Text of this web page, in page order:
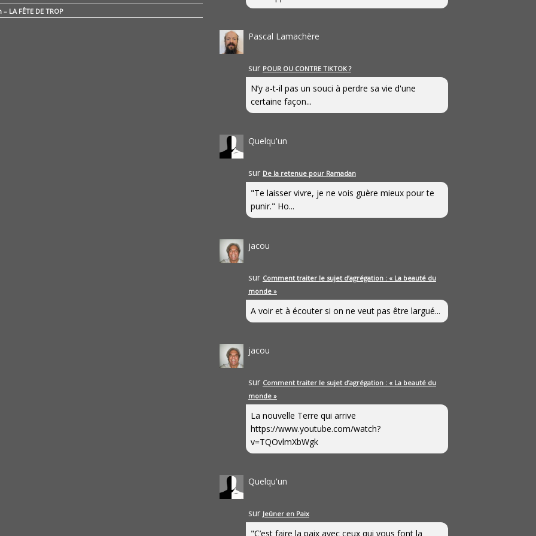
LA FÊTE DE TROP
Pascal Lamachère
sur POUR OU CONTRE TIKTOK ?
N’y a-t-il pas un souci à perdre sa vie d'une
certaine façon...
Quelqu'un
sur De la retenue pour Ramadan
"Te laisser vivre, je ne vois guère mieux pour te
punir." Ho...
jacou
sur Comment traiter le sujet d’agrégation : « La beauté du
monde »
A voir et à écouter si on ne veut pas être largué...
jacou
sur Comment traiter le sujet d’agrégation : « La beauté du
monde »
La nouvelle Terre qui arrive
https://www.youtube.com/watch?
v=TQOvlmXbWgk
Quelqu'un
sur Jeûner en Paix
"C’est faire la paix avec ceux qui vous font la